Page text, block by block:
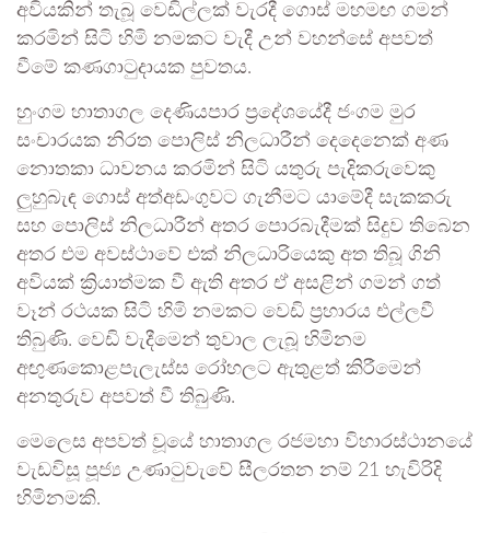
අවියකින් තැබූ වෙඩිල්ලක් වැරදී ගොස් මහමඟ ගමන්
කරමින් සිටි හිමි නමකට වැදී උන් වහන්සේ අපවත්
වීමේ කණගාටුදායක පුවතය.
හුංගම හාතාගල දෙණියපාර ප්‍රදේශයේදී ජංගම මුර
සංචාරයක නිරත පොලිස් නිලධාරීන් දෙදෙනෙක් අණ
නොතකා ධාවනය කරමින් සිටි යතුරු පැදිකරුවෙකු
ලුහුබැඳ ගොස් අත්අඩංගුවට ගැනීමට යාමේදී සැකකරු
සහ පොලිස් නිලධාරීන් අතර පොරබැදීමක් සිදුව තිබෙන
අතර එම අවස්ථාවේ එක් නිලධාරියෙකු අත තිබූ ගිනි
අවියක් ක්‍රියාත්මක වී ඇති අතර ඒ අසළින් ගමන් ගත්
වෑන් රථයක සිටි හිමි නමකට වෙඩි ප්‍රහාරය එල්ලවී
තිබුණි. වෙඩි වැදීමෙන් තුවාල ලැබූ හිමිනම
අඟුණකොළපැලැස්ස රෝහලට ඇතුළත් කිරීමෙන්
අනතුරුව අපවත් වී තිබුණි.
මෙලෙස අපවත් වූයේ හාතාගල රජමහා විහාරස්ථානයේ
වැඩවිසූ පූජ්‍ය උණාටුවැවේ සීලරතන නම් 21 හැවිරිදි
හිමිනමකි.